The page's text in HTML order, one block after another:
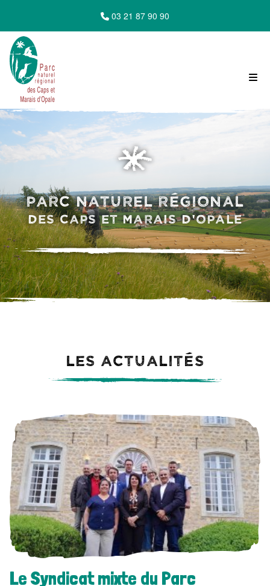
03 21 87 90 90
Parc Naturel Régional
des Caps et Marais d'Opale
Les actualités
Le Syndicat mixte du Parc